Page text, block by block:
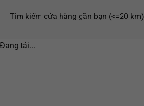
Tìm kiếm cửa hàng gần bạn (<=20 km)
Đang tải...